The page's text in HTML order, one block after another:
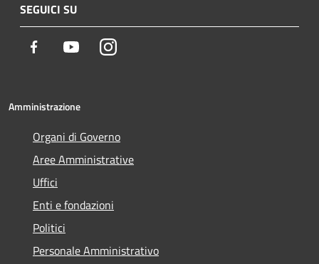
SEGUICI SU
Facebook YoutubeInstagram
Amministrazione
Organi di Governo
Aree Amministrative
Uffici
Enti e fondazioni
Politici
Personale Amministrativo